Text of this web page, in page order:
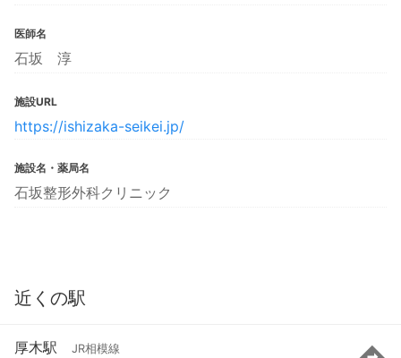
医師名
石坂 淳
施設URL
https://ishizaka-seikei.jp/
施設名・薬局名
石坂整形外科クリニック
近くの駅
厚木駅 JR相模線